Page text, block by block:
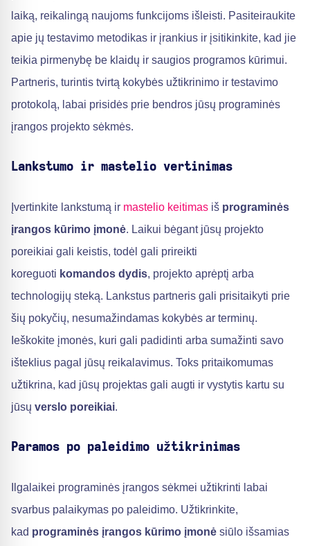
laiką, reikalingą naujoms funkcijoms išleisti. Pasiteiraukite
apie jų testavimo metodikas ir įrankius ir įsitikinkite, kad jie
teikia pirmenybę be klaidų ir saugios programos kūrimui.
Partneris, turintis tvirtą kokybės užtikrinimo ir testavimo
protokolą, labai prisidės prie bendros jūsų programinės
įrangos projekto sėkmės.
Lankstumo ir mastelio vertinimas
Įvertinkite lankstumą ir mastelio keitimas iš programinės
įrangos kūrimo įmonė. Laikui bėgant jūsų projekto
poreikiai gali keistis, todėl gali prireikti
koreguoti komandos dydis, projekto aprėptį arba
technologijų steką. Lankstus partneris gali prisitaikyti prie
šių pokyčių, nesumažindamas kokybės ar terminų.
Ieškokite įmonės, kuri gali padidinti arba sumažinti savo
išteklius pagal jūsų reikalavimus. Toks pritaikomumas
užtikrina, kad jūsų projektas gali augti ir vystytis kartu su
jūsų verslo poreikiai.
Paramos po paleidimo užtikrinimas
Ilgalaikei programinės įrangos sėkmei užtikrinti labai
svarbus palaikymas po paleidimo. Užtikrinkite,
kad programinės įrangos kūrimo įmonė siūlo išsamias